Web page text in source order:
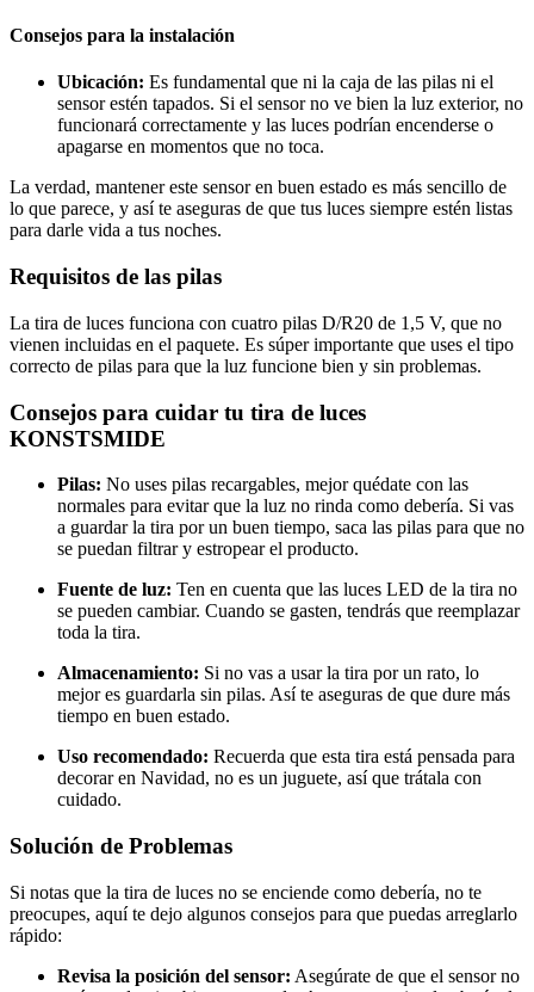
Consejos para la instalación
Ubicación: Es fundamental que ni la caja de las pilas ni el
sensor estén tapados. Si el sensor no ve bien la luz exterior, no
funcionará correctamente y las luces podrían encenderse o
apagarse en momentos que no toca.
La verdad, mantener este sensor en buen estado es más sencillo de
lo que parece, y así te aseguras de que tus luces siempre estén listas
para darle vida a tus noches.
Requisitos de las pilas
La tira de luces funciona con cuatro pilas D/R20 de 1,5 V, que no
vienen incluidas en el paquete. Es súper importante que uses el tipo
correcto de pilas para que la luz funcione bien y sin problemas.
Consejos para cuidar tu tira de luces
KONSTSMIDE
Pilas: No uses pilas recargables, mejor quédate con las
normales para evitar que la luz no rinda como debería. Si vas
a guardar la tira por un buen tiempo, saca las pilas para que no
se puedan filtrar y estropear el producto.
Fuente de luz: Ten en cuenta que las luces LED de la tira no
se pueden cambiar. Cuando se gasten, tendrás que reemplazar
toda la tira.
Almacenamiento: Si no vas a usar la tira por un rato, lo
mejor es guardarla sin pilas. Así te aseguras de que dure más
tiempo en buen estado.
Uso recomendado: Recuerda que esta tira está pensada para
decorar en Navidad, no es un juguete, así que trátala con
cuidado.
Solución de Problemas
Si notas que la tira de luces no se enciende como debería, no te
preocupes, aquí te dejo algunos consejos para que puedas arreglarlo
rápido:
Revisa la posición del sensor: Asegúrate de que el sensor no